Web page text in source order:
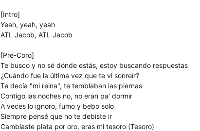
[Intro]
Yeah, yeah, yeah
ATL Jacob, ATL Jacob
[Pre-Coro]
Te busco y no sé dónde estás, estoy buscando respuestas
¿Cuándo fue la última vez que te vi sonreír?
Te decía "mi reina", te temblaban las piernas
Contigo las noches no, no eran pa' dormir
A veces lo ignoro, fumo y bebo solo
Siempre pensé que no te debiste ir
Cambiaste plata por oro, eras mi tesoro (Tesoro)